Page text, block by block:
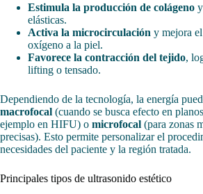
Estimula la producción de colágeno
elásticas.
Activa la microcirculación y mejora
oxígeno a la piel.
Favorece la contracción del tejido,
lifting o tensado.
Dependiendo de la tecnología, la energía
macrofocal (cuando se busca efecto en
ejemplo en HIFU) o microfocal (para zonas
precisas). Esto permite personalizar el
necesidades del paciente y la región tratada.
Principales tipos de ultrasonido estético